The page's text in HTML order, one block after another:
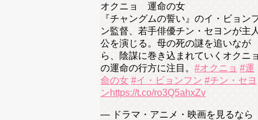
オクニョ 運命の女
『チャングムの誓い』のイ・ビョン
ン監督、若手俳優チン・セヨンが主人
公を演じる。母の死の謎を追いなが
ら、陰謀に巻き込まれていくオクニョ
の運命の行方に注目。 #オクニョ #運
命の女 #イ・ビョンフン #チン・セヨ
ンhttps://t.co/ro3Q5ahxZv
— ドラマ・アニメ・映画を見るなら